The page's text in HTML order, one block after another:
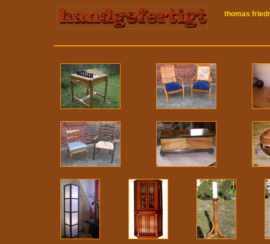
thomas